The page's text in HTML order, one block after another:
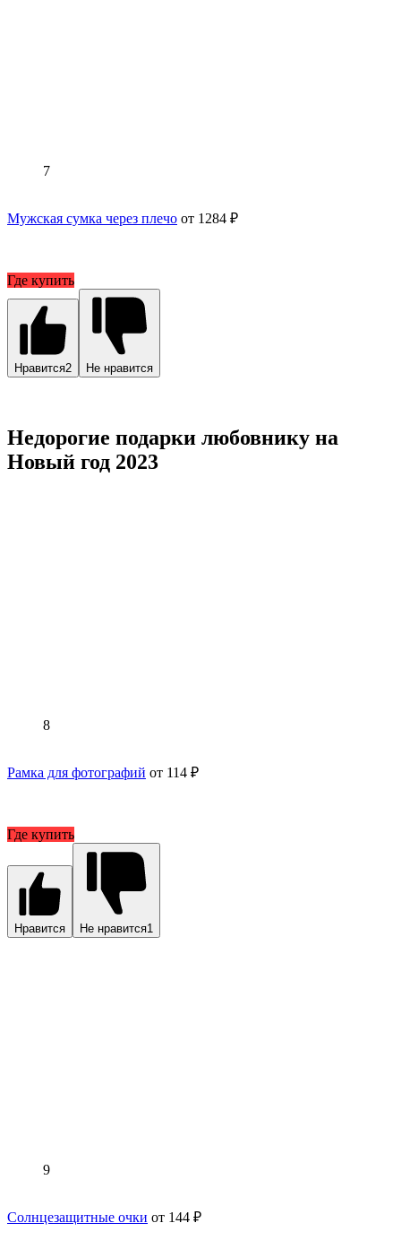
7
Мужская сумка через плечо от 1284 ₽
Где купить
Нравится2 Не нравится
Недорогие подарки любовнику на
Новый год 2023
8
Рамка для фотографий от 114 ₽
Где купить
Нравится Не нравится1
9
Солнцезащитные очки от 144 ₽